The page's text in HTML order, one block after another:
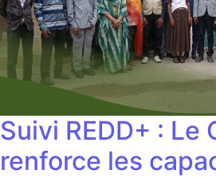
Suivi REDD+ : Le
renforce les